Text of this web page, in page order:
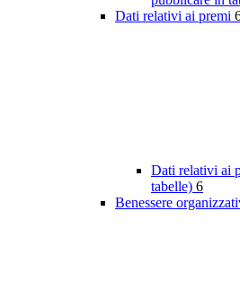
Dati relativi ai premi
Dati relativi ai
tabelle) 6
Benessere